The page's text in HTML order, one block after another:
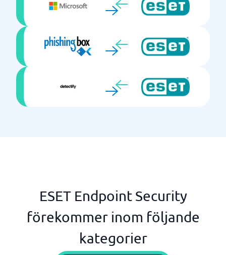
ESET Endpoint Security
förekommer inom följande
kategorier